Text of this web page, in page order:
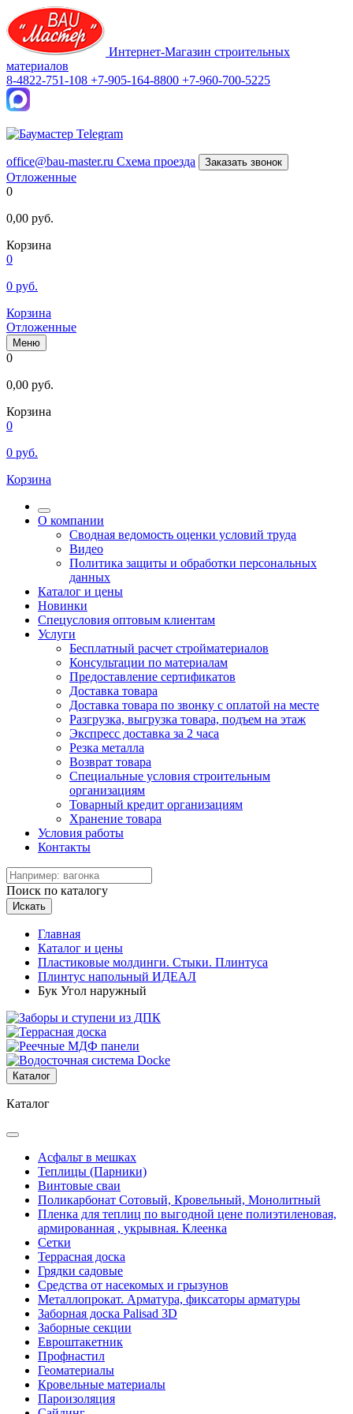
Интернет-Магазин строительных
материалов
8-4822-751-108 +7-905-164-8800 +7-960-700-5225
office@bau-master.ru Схема проезда Заказать звонок
Отложенные
0
0,00 руб.
Корзина
0
0 руб.
Корзина
Отложенные
Меню
0
0,00 руб.
Корзина
0
0 руб.
Корзина
О компании
Сводная ведомость оценки условий труда
Видео
Политика защиты и обработки персональных
данных
Каталог и цены
Новинки
Спецусловия оптовым клиентам
Услуги
Бесплатный расчет стройматериалов
Консультации по материалам
Предоставление сертификатов
Доставка товара
Доставка товара по звонку с оплатой на месте
Разгрузка, выгрузка товара, подъем на этаж
Экспресс доставка за 2 часа
Резка металла
Возврат товара
Специальные условия строительным
организациям
Товарный кредит организациям
Хранение товара
Условия работы
Контакты
Поиск по каталогу
Искать
Главная
Каталог и цены
Пластиковые молдинги. Стыки. Плинтуса
Плинтус напольный ИДЕАЛ
Бук Угол наружный
Каталог
Каталог
Асфальт в мешках
Теплицы (Парники)
Винтовые сваи
Поликарбонат Сотовый, Кровельный, Монолитный
Пленка для теплиц по выгодной цене полиэтиленовая,
армированная , укрывная. Клеенка
Сетки
Террасная доска
Грядки садовые
Средства от насекомых и грызунов
Металлопрокат. Арматура, фиксаторы арматуры
Заборная доска Palisad 3D
Заборные секции
Евроштакетник
Профнастил
Геоматериалы
Кровельные материалы
Пароизоляция